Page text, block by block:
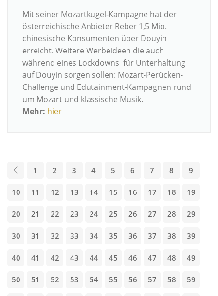
Mit seiner Mozartkugel-Kampagne hat der
österreichische Anbieter Reber 1,5 Mio.
chinesische Konsumenten über Douyin
erreicht. Weitere Werbeideen die auch
während eines Lockdowns für Unterhaltung
auf Douyin sorgen sollen: Mozart-Perücken-
Challenge und Edutainment-Kampagnen rund
um Mozart und klassische Musik.
Mehr: hier
1 2 3 4 5 6 7 8 9
10 11 12 13 14 15 16 17 18 19
20 21 22 23 24 25 26 27 28 29
30 31 32 33 34 35 36 37 38 39
40 41 42 43 44 45 46 47 48 49
50 51 52 53 54 55 56 57 58 59